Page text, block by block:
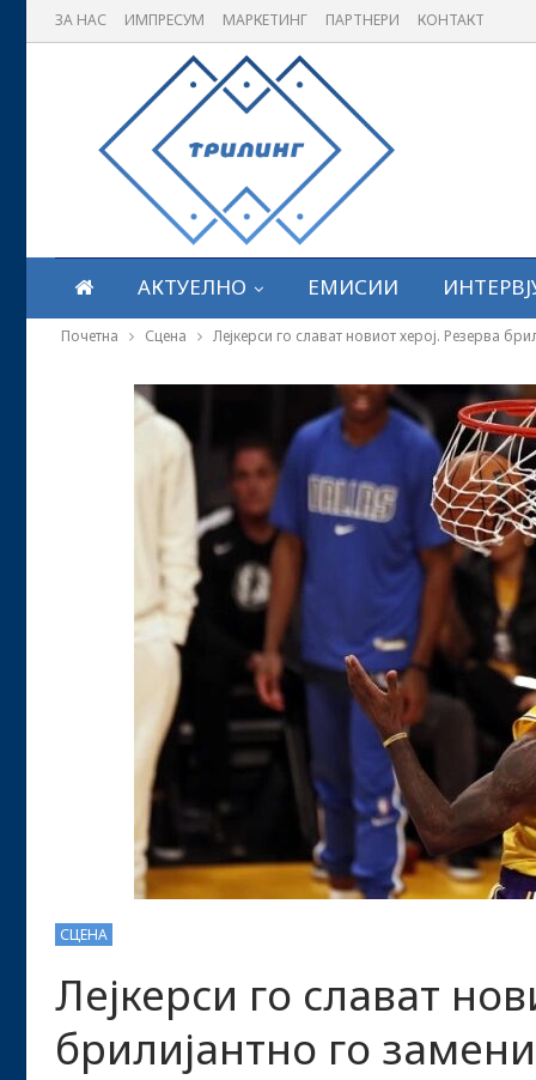
ЗА НАС ИМПРЕСУМ МАРКЕТИНГ ПАРТНЕРИ КОНТАКТ
АКТУЕЛНО ЕМИСИИ
Почетна Сцена Лејкерси го слават новиот херој. Резерва
СЦЕНА
Лејкерси го слават
брилијантно го